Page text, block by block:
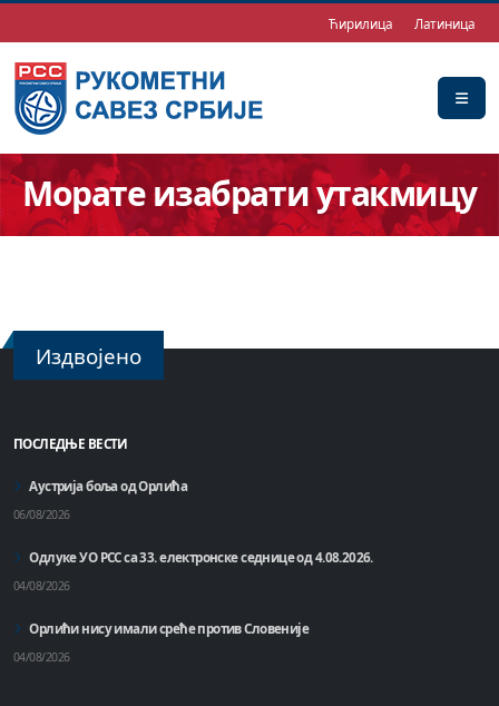
Ћирилица Латиница
Морате изабрати утакмицу
Издвојено
ПОСЛЕДЊЕ ВЕСТИ
Аустрија боља од Орлића
06/08/2026
Одлуке УО РСС са 33. електронске седнице од 4.08.2026.
04/08/2026
Орлићи нису имали среће против Словеније
04/08/2026